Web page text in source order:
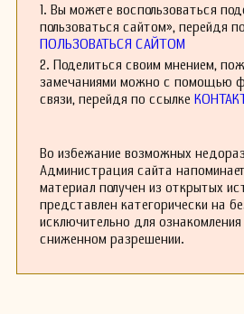
драматическим
Продолжил
Чайковского в 1944
Никола́я Я́ковлевича
советского
педагога и
шизофрения.
Среди
значимые сочинения
русские темы» для
оратория «Девушка
одноимённой поэмы
пьесы для детей «В
1. Вы можете воспользоваться
пользоваться сайтом», перейдя
ПОЛЬЗОВАТЬСЯ САЙТОМ
2. Поделиться своим мнением,
замечаниями можно с помощью
связи, перейдя по ссылке
Во избежание возможных
Администрация сайта
материал получен из открытых
представлен категорически на
исключительно для
сниженном разрешении.